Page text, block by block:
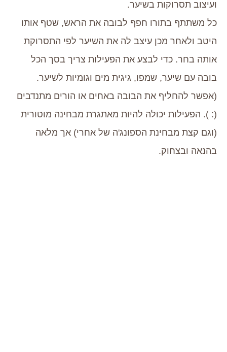
ועיצוב תסרוקות בשיער.
כל משתתף בתורו חפף לבובה את הראש, שטף אותו
היטב ולאחר מכן עיצב לה את השיער לפי התסרוקת
אותה בחר. כדי לבצע את הפעילות צריך בסך הכל
בובה עם שיער, שמפו, גיגית מים וגומיות לשיער.
(אפשר להחליף את הבובה באחים או הורים מתנדבים
(: ). הפעילות יכולה להיות מאתגרת מבחינה מוטורית
(וגם קצת מבחינת הספונג'ה של אחרי) אך מלאה
בהנאה ובצחוק.